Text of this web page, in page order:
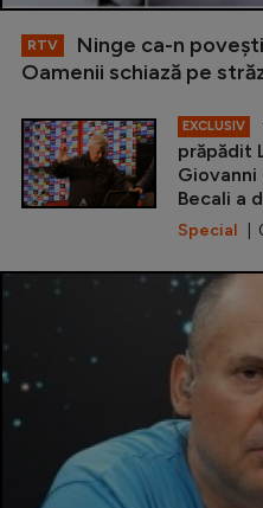
RTV
Ninge ca-n
Oamenii schiază pe
EXCLUSIV
prăpădit
Becali a
Special |